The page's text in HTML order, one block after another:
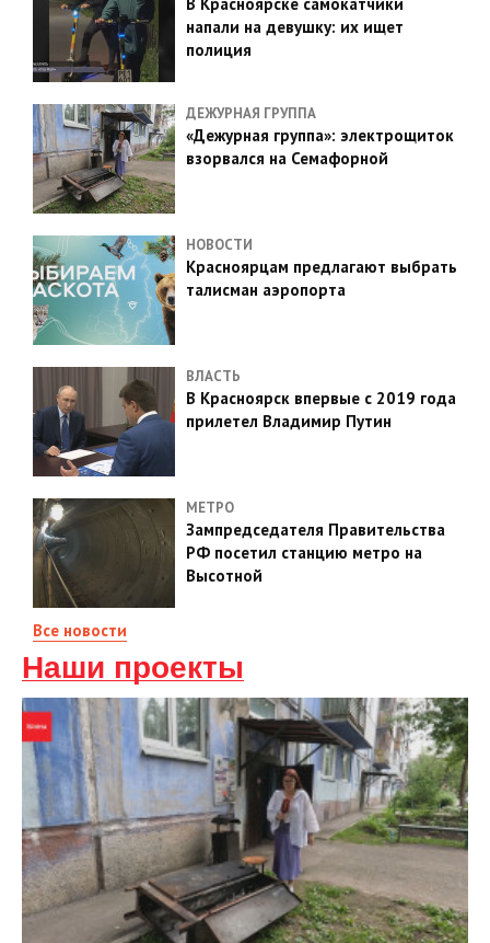
напали на девушку: их ищет
полиция
ДЕЖУРНАЯ ГРУППА
«Дежурная группа»: электрощиток
взорвался на Семафорной
НОВОСТИ
Красноярцам предлагают выбрать
талисман аэропорта
ВЛАСТЬ
В Красноярск впервые с 2019 года
прилетел Владимир Путин
МЕТРО
Зампредседателя Правительства
РФ посетил станцию метро на
Высотной
Все новости
Наши проекты